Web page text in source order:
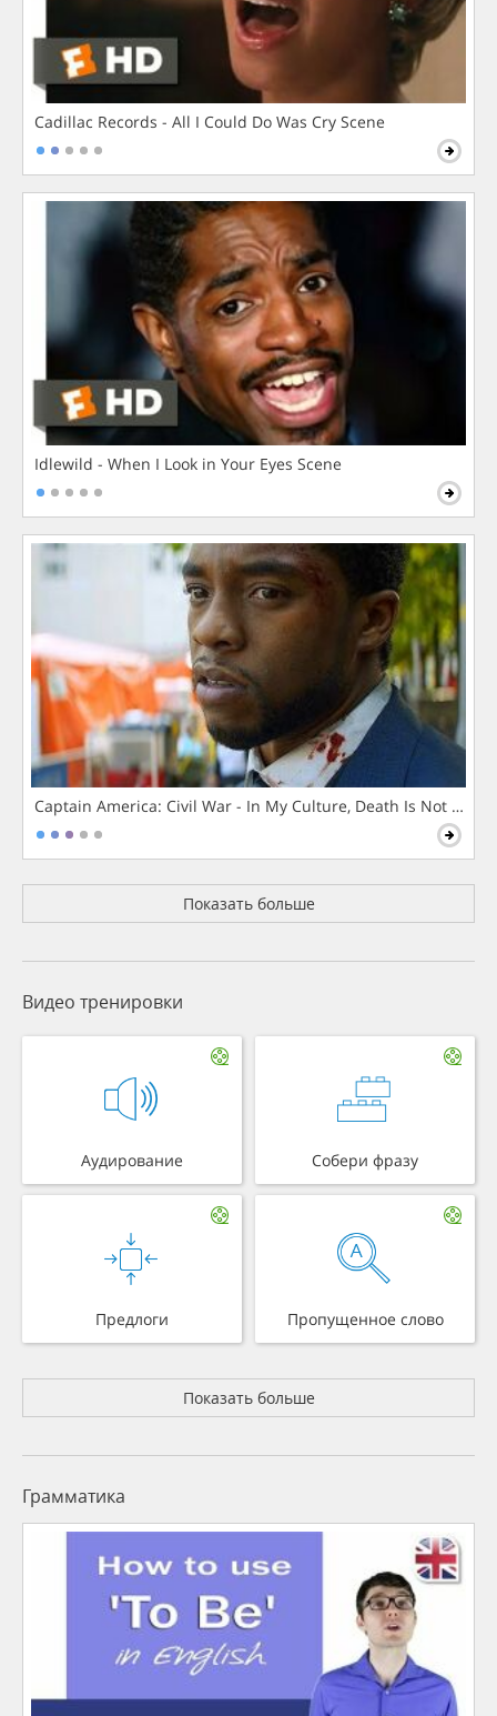
Cadillac Records - All I Could Do Was Cry Scene
Idlewild - When I Look in Your Eyes Scene
Captain America: Civil War - In My Culture, Death Is Not The
Показать больше
Видео тренировки
Аудирование Собери фразу
Предлоги Пропущенное слово
Показать больше
Грамматика